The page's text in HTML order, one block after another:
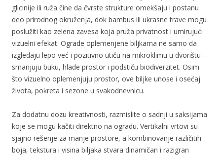
glicinije ili ruža čine da čvrste strukture omekšaju i postanu
deo prirodnog okruženja, dok bambus ili ukrasne trave mogu
poslužiti kao zelena zavesa koja pruža privatnost i umirujući
vizuelni efekat. Ograde oplemenjene biljkama ne samo da
izgledaju lepo već i pozitivno utiču na mikroklimu u dvorištu –
smanjuju buku, hlade prostor i podstiču biodiverzitet. Osim
što vizuelno oplemenjuju prostor, ove biljke unose i osećaj
života, pokreta i sezone u svakodnevnicu.
Za dodatnu dozu kreativnosti, razmislite o sadnji u saksijama
koje se mogu kačiti direktno na ogradu. Vertikalni vrtovi su
sjajno rešenje za manje prostore, a kombinovanje različitih
boja, tekstura i visina biljaka stvara dinamičan i razigran